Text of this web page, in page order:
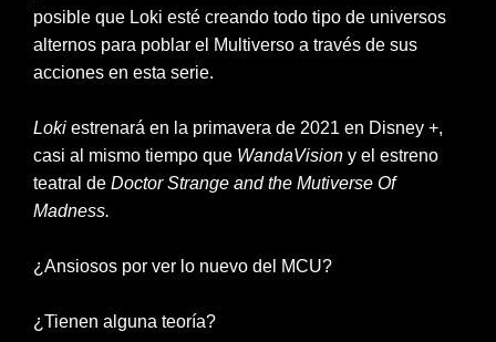
posible que Loki esté creando todo tipo de universos
alternos para poblar el Multiverso a través de sus
acciones en esta serie.
Loki estrenará en la primavera de 2021 en Disney +,
casi al mismo tiempo que WandaVision y el estreno
teatral de Doctor Strange and the Mutiverse Of
Madness.
¿Ansiosos por ver lo nuevo del MCU?
¿Tienen alguna teoría?